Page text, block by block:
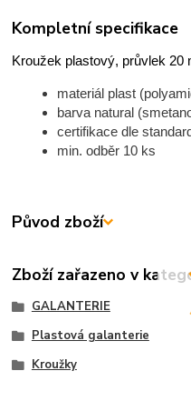
Kompletní specifikace
Kroužek plastový, průvlek 20
materiál plast
barva natural
certifikace dle
min. odběr 10 ks
Původ zboží
Zboží zařazeno v
GALANTERIE
Plastová galanterie
Kroužky